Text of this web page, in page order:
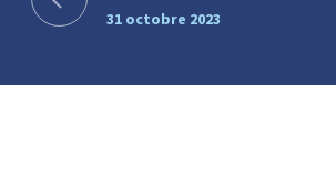
31 octobre 2023